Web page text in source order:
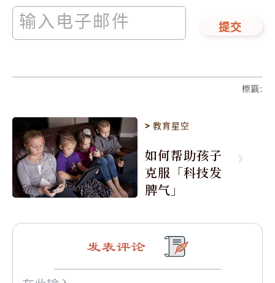
提交
標籤:
>教育星空
如何帮助孩子
克服「科技发
脾气」
发表评论